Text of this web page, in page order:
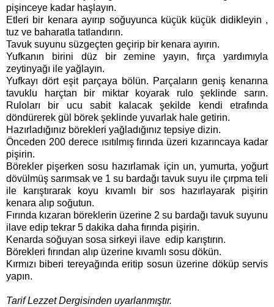
pişinceye kadar haşlayın.
Etleri bir kenara ayırıp soğuyunca küçük küçük didikleyin ,
tuz ve baharatla tatlandırın.
Tavuk suyunu süzgeçten geçirip bir kenara ayırın.
Yufkanın birini düz bir zemine yayın, fırça yardımıyla
zeytinyağı ile yağlayın.
Yufkayı dört eşit parçaya bölün. Parçaların geniş kenarına
tavuklu harçtan bir miktar koyarak rulo şeklinde sarın.
Ruloları bir ucu sabit kalacak şekilde kendi etrafında
döndürerek gül börek şeklinde yuvarlak hale getirin.
Hazırladığınız börekleri yağladığınız tepsiye dizin.
Önceden 200 derece ısıtılmış fırında üzeri kızarıncaya kadar
pişirin.
Börekler pişerken sosu hazırlamak için un, yumurta, yoğurt
dövülmüş sarımsak ve 1 su bardağı tavuk suyu ile çırpma teli
ile karıştırarak koyu kıvamlı bir sos hazırlayarak pişirin
kenara alıp soğutun.
Fırında kızaran böreklerin üzerine 2 su bardağı tavuk suyunu
ilave edip tekrar 5 dakika daha fırında pişirin.
Kenarda soğuyan sosa sirkeyi ilave edip karıştırın.
Börekleri fırından alıp üzerine kıvamlı sosu dökün.
Kırmızı biberi tereyağında eritip sosun üzerine döküp servis
yapın.
Tarif Lezzet Dergisinden uyarlanmıştır.